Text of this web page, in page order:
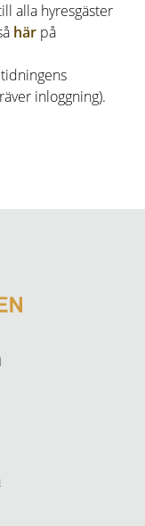
alla hyresgäster
här på
inloggning).